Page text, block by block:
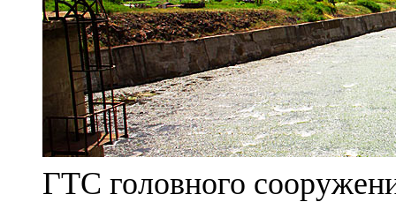
ГТС головного